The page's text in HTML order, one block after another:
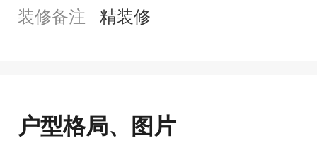
装修备注
精装修
户型格局、图片